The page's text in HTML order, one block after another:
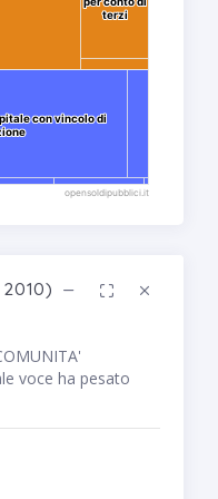
con vincolo di
con vincolo di
terzi
terzi
opensoldipubblici.it
voce ha pesato